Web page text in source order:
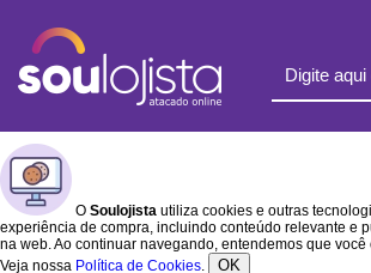
O Soulojista utiliza cookies e outras
experiência de compra, incluindo conteúdo relevante e
na web. Ao continuar navegando, entendemos que
Veja nossa Política de Cookies. OK